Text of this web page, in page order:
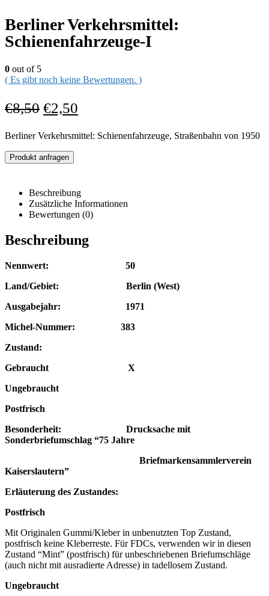
Berliner Verkehrsmittel:
Schienenfahrzeuge-I
0 out of 5
( Es gibt noch keine Bewertungen. )
€8,50 €2,50
Berliner Verkehrsmittel: Schienenfahrzeuge, Straßenbahn von 1950
Produkt anfragen
Beschreibung
Zusätzliche Informationen
Bewertungen (0)
Beschreibung
Nennwert: 50
Land/Gebiet: Berlin (West)
Ausgabejahr: 1971
Michel-Nummer: 383
Zustand:
Gebraucht X
Ungebraucht
Postfrisch
Besonderheit: Drucksache mit
Sonderbriefumschlag “75 Jahre
Briefmarkensammlerverein
Kaiserslautern”
Erläuterung des Zustandes:
Postfrisch
Mit Originalen Gummi/Kleber in unbenutzten Top Zustand,
postfrisch keine Kleberreste. Für FDCs, verwenden wir in diesen
Zustand “Mint” (postfrisch) für unbeschriebenen Briefumschläge
(auch nicht mit ausradierte Adresse) in tadellosem Zustand.
Ungebraucht